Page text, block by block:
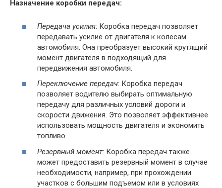
Назначение коробки передач:
Передача усилия: Коробка передач позволяет
передавать усилие от двигателя к колесам
автомобиля. Она преобразует высокий крутящий
момент двигателя в подходящий для
передвижения автомобиля.
Переключение передач: Коробка передач
позволяет водителю выбирать оптимальную
передачу для различных условий дороги и
скорости движения. Это позволяет эффективнее
использовать мощность двигателя и экономить
топливо.
Резервный момент: Коробка передач также
может предоставить резервный момент в случае
необходимости, например, при прохождении
участков с большим подъемом или в условиях